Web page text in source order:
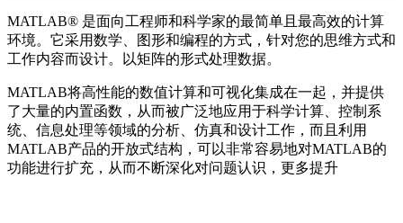
MATLAB® 是面向工程师和科学家的最简单且最高效的计算
环境。它采用数学、图形和编程的方式，针对您的思维方式和
工作内容而设计。以矩阵的形式处理数据。
MATLAB将高性能的数值计算和可视化集成在一起，并提供
了大量的内置函数，从而被广泛地应用于科学计算、控制系
统、信息处理等领域的分析、仿真和设计工作，而且利用
MATLAB产品的开放式结构，可以非常容易地对MATLAB的
功能进行扩充，从而不断深化对问题认识，更多提升